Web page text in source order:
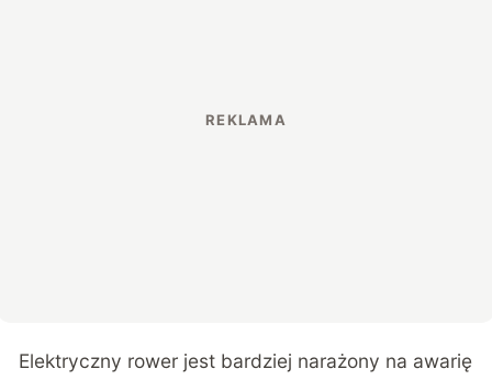
Elektryczny rower jest bardziej narażony na awarię